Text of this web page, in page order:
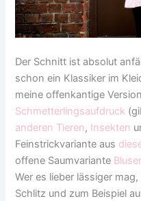
Der Schnitt ist absolut
schon ein Klassiker im
meine offenkantige
Schmetterlingsaufdruck
anderen Tieren, Insekten
Feinstrickvariante aus
offene Saumvariante
Wer es lieber lässiger
Schlitz und zum Beispiel